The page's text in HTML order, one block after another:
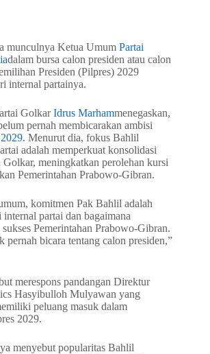
munculnya Ketua Umum Partai
dalam bursa calon presiden atau calon
Presiden (Pilpres) 2029
internal partainya.
GolkarIdrus Marhammenegaskan,
pernah membicarakan ambisi
. Menurut dia, fokus Bahlil
adalah memperkuat konsolidasi
Golkar, meningkatkan perolehan kursi
Pemerintahan Prabowo-Gibran.
komitmen Pak Bahlil adalah
partai dan bagaimana
Pemerintahan Prabowo-Gibran.
pernah bicara tentang calon presiden,”
merespons pandangan Direktur
Hasyibulloh Mulyawan yang
peluang masuk dalam
2029.
menyebut popularitas Bahlil